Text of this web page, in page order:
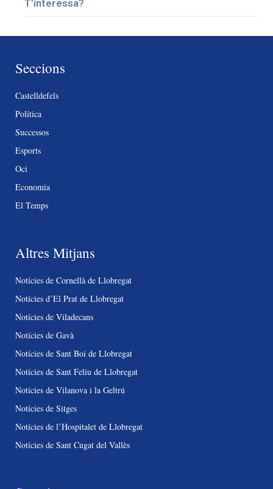
T’interessa?
Seccions
Castelldefels
Política
Successos
Esports
Oci
Economia
El Temps
Altres Mitjans
Notícies de Cornellà de Llobregat
Notícies d’El Prat de Llobregat
Notícies de Viladecans
Notícies de Gavà
Notícies de Sant Boi de Llobregat
Notícies de Sant Feliu de Llobregat
Notícies de Vilanova i la Geltrú
Notícies de Sitges
Notícies de l’Hospitalet de Llobregat
Notícies de Sant Cugat del Vallès